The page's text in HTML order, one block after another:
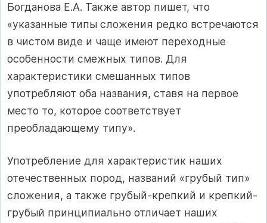
Богданова Е.А. Также автор пишет, что
«указанные типы сложения редко встречаются
в чистом виде и чаще имеют переходные
особенности смежных типов. Для
характеристики смешанных типов
употребляют оба названия, ставя на первое
место то, которое соответствует
преобладающему типу».
Употребление для характеристик наших
отечественных пород, названий «грубый тип»
сложения, а также грубый-крепкий и крепкий-
грубый принципиально отличает наших